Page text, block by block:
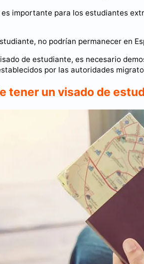
importante para los estudiantes
no podrían permanecer en
de estudiante, es necesario
por las autoridades
tener un visado de